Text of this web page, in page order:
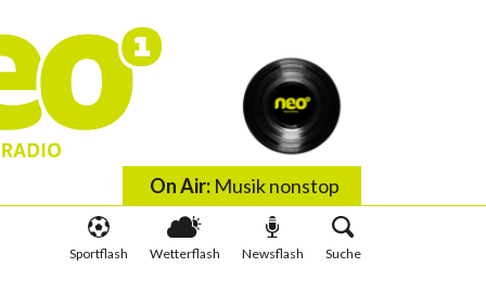
On Air:Musik nonstop
Sportflash Wetterflash Newsflash Suche